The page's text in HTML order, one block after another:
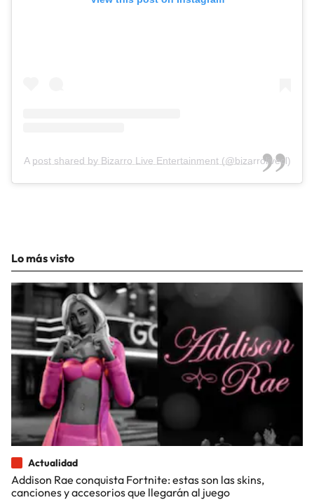
A post shared by Bizarro Live Entertainment (@bizarrolivecl)
Lo más visto
Actualidad
Addison Rae conquista Fortnite: estas son las skins,
canciones y accesorios que llegarán al juego